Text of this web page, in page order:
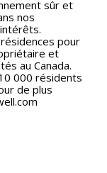
sûr et
nos
pour
et
au Canada.
000 résidents
de plus